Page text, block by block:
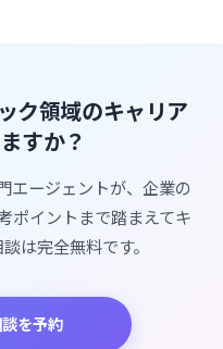
ク領域のキャリア
すか？
エージェントが、企業の
ポイントまで踏まえてキ
は完全無料です。
を予約